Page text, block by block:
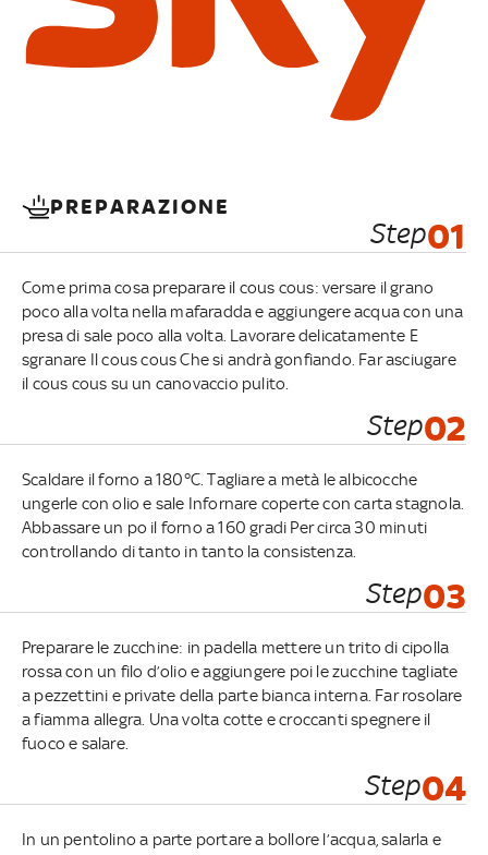
PREPARAZIONE
Step01
Come prima cosa preparare il cous cous: versare il grano
poco alla volta nella mafaradda e aggiungere acqua con una
presa di sale poco alla volta. Lavorare delicatamente E
sgranare Il cous cous Che si andrà gonfiando. Far asciugare
il cous cous su un canovaccio pulito.
Step02
Scaldare il forno a 180°C. Tagliare a metà le albicocche
ungerle con olio e sale Infornare coperte con carta stagnola.
Abbassare un po il forno a 160 gradi Per circa 30 minuti
controllando di tanto in tanto la consistenza.
Step03
Preparare le zucchine: in padella mettere un trito di cipolla
rossa con un filo d’olio e aggiungere poi le zucchine tagliate
a pezzettini e private della parte bianca interna. Far rosolare
a fiamma allegra. Una volta cotte e croccanti spegnere il
fuoco e salare.
Step04
In un pentolino a parte portare a bollore l’acqua, salarla e